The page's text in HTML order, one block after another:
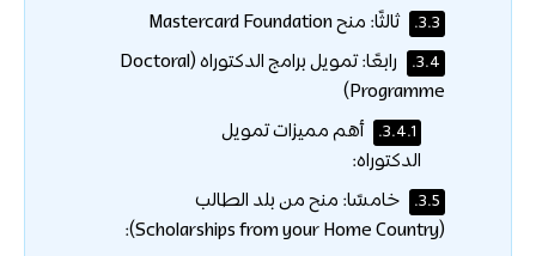
3.3. ثالثًا: منح Mastercard Foundation
3.4.
رابعًا: تمويل برامج الدكتوراه (Doctoral
Programme)
3.4.1.
أهم مميزات تمويل
الدكتوراه:
3.5.
خامسًا: منح من بلد الطالب
(Scholarships from your Home Country):